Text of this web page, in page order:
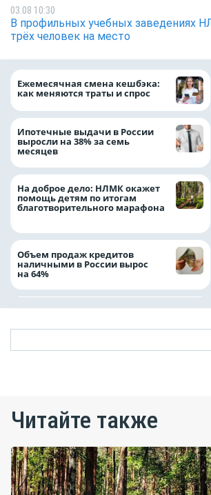
03.08 10:30
В профильных учебных заведениях
трёх человек на место
Ежемесячная смена кешбэка:
как меняются траты и спрос
Ипотечные выдачи в России
выросли на 38% за семь
месяцев
На доброе дело: НЛМК окажет
помощь детям по итогам
благотворительного марафона
Объем продаж кредитов
наличными в России вырос
на 64%
Читайте также